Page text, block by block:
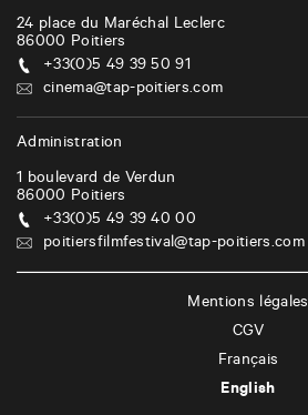
24 place du Maréchal Leclerc
86000 Poitiers
+33(0)5 49 39 50 91
cinema@tap-poitiers.com
Administration
1 boulevard de Verdun
86000 Poitiers
+33(0)5 49 39 40 00
poitiersfilmfestival@tap-poitiers.com
Mentions légales
CGV
Français
English